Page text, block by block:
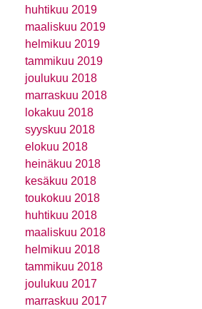
huhtikuu 2019
maaliskuu 2019
helmikuu 2019
tammikuu 2019
joulukuu 2018
marraskuu 2018
lokakuu 2018
syyskuu 2018
elokuu 2018
heinäkuu 2018
kesäkuu 2018
toukokuu 2018
huhtikuu 2018
maaliskuu 2018
helmikuu 2018
tammikuu 2018
joulukuu 2017
marraskuu 2017